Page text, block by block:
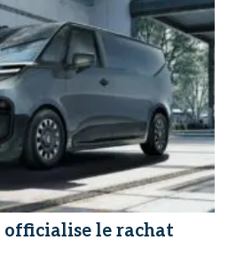
officialise le rachat